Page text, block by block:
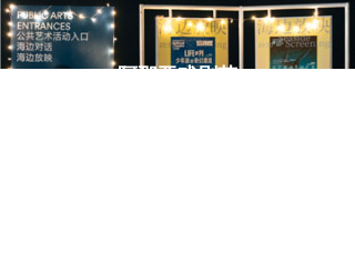
阿那亚戏剧节